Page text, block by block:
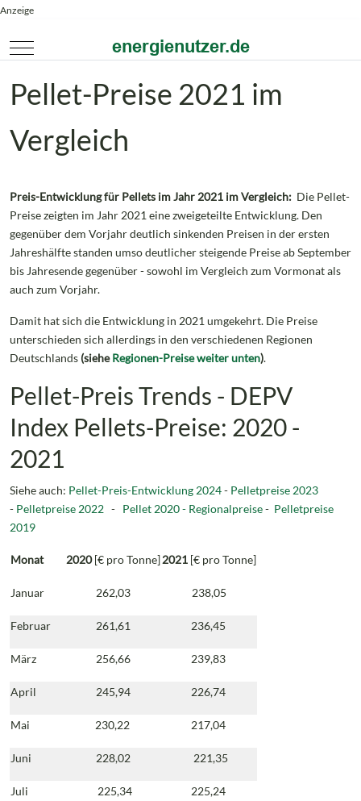
Anzeige
Mobile Menu Toggle
Pellet-Preise 2021 im
Vergleich
Preis-Entwicklung für Pellets im Jahr 2021 im Vergleich: Die Pellet-
Preise zeigten im Jahr 2021 eine zweigeteilte Entwicklung. Den
gegenüber dem Vorjahr deutlich sinkenden Preisen in der ersten
Jahreshälfte standen umso deutlicher steigende Preise ab September
bis Jahresende gegenüber - sowohl im Vergleich zum Vormonat als
auch zum Vorjahr.
Damit hat sich die Entwicklung in 2021 umgekehrt. Die Preise
unterschieden sich allerdings in den verschiedenen Regionen
Deutschlands (sieheRegionen-Preise weiter unten).
Pellet-Preis Trends - DEPV
Index Pellets-Preise: 2020 -
2021
Siehe auch: Pellet-Preis-Entwicklung 2024- Pelletpreise 2023
- Pelletpreise 2022 - Pellet 2020 - Regionalpreise- Pelletpreise
2019
Monat 2020[€ pro Tonne]2021 [€ pro Tonne]
Januar 262,03 238,05
Februar 261,61 236,45
März 256,66 239,83
April 245,94 226,74
Mai 230,22 217,04
Juni 228,02 221,35
Juli 225,34 225,24